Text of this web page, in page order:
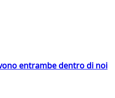
entrambe dentro di noi